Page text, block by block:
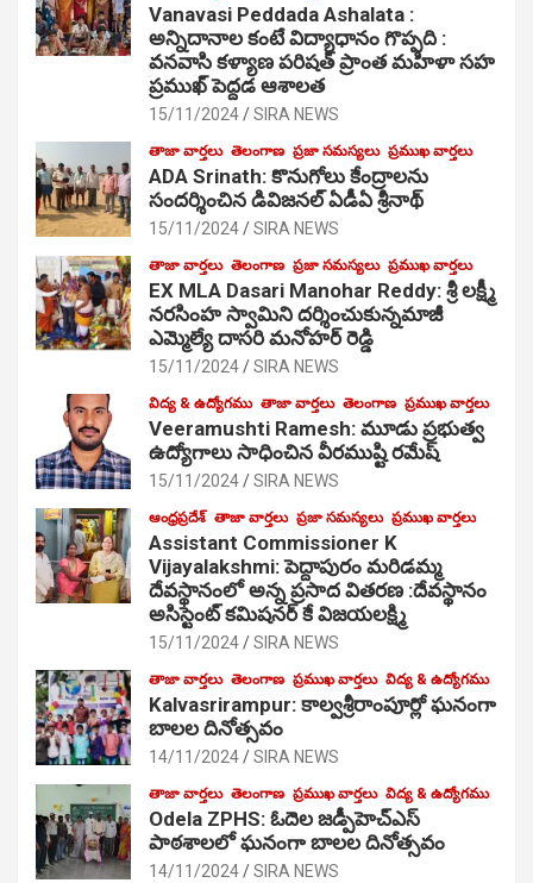
Vanavasi Peddada Ashalata :
అన్నిదానాల కంటే విద్యాధానం గొప్పది :
వనవాసి కళ్యాణ పరిషత్ ప్రాంత మహిళా సహ
ప్రముఖ్ పెద్దడ ఆశాలత
15/11/2024 SIRA NEWS
తాజా వార్తలు తెలంగాణ ప్రజా సమస్యలు ప్రముఖ వార్తలు
ADA Srinath: కొనుగోలు కేంద్రాల‌ను
సంద‌ర్శించిన డివిజనల్ ఏడీఏ శ్రీనాథ్
15/11/2024 SIRA NEWS
తాజా వార్తలు తెలంగాణ ప్రజా సమస్యలు ప్రముఖ వార్తలు
EX MLA Dasari Manohar Reddy: శ్రీ లక్ష్మీ
నరసింహ స్వామిని దర్శించుకున్నమాజీ
ఎమ్మెల్యే దాసరి మనోహర్ రెడ్డి
15/11/2024 SIRA NEWS
విద్య & ఉద్యోగము తాజా వార్తలు తెలంగాణ ప్రముఖ వార్తలు
Veeramushti Ramesh: మూడు ప్రభుత్వ
ఉద్యోగాలు సాధించిన వీరముష్టి రమేష్
15/11/2024 SIRA NEWS
ఆంధ్రప్రదేశ్ తాజా వార్తలు ప్రజా సమస్యలు ప్రముఖ వార్తలు
Assistant Commissioner K
Vijayalakshmi: పెద్దాపురం మరిడమ్మ
దేవస్థానంలో అన్న ప్రసాద వితరణ :దేవస్థానం
అసిస్టెంట్ కమిషనర్ కే విజయలక్ష్మి
15/11/2024 SIRA NEWS
తాజా వార్తలు తెలంగాణ ప్రముఖ వార్తలు విద్య & ఉద్యోగము
Kalvasrirampur: కాల్వశ్రీరాంపూర్లో ఘనంగా
బాలల దినోత్సవం
14/11/2024 SIRA NEWS
తాజా వార్తలు తెలంగాణ ప్రముఖ వార్తలు విద్య & ఉద్యోగము
Odela ZPHS: ఓదెల జ‌డ్పీహెచ్ఎస్
పాఠ‌శాల‌లో ఘనంగా బాలల దినోత్సవం
14/11/2024 SIRA NEWS